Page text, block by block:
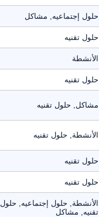
حلول إجتماعيه, مشاكل
حلول تقنيه
الأنشطة
حلول تقنيه
مشاكل, حلول تقنيه
الأنشطة, حلول تقنيه
حلول تقنيه
حلول تقنيه
الأنشطة, حلول إجتماعيه, حلول
تقنيه, مشاكل